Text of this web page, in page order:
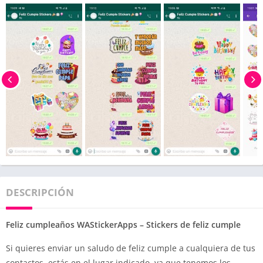
DESCRIPCIÓN
Feliz cumpleaños WAStickerApps – Stickers de feliz cumple
Si quieres enviar un saludo de feliz cumple a cualquiera de tus